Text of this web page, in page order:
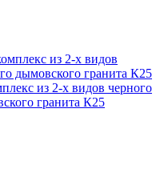
из 2-х видов черного
гранита К25